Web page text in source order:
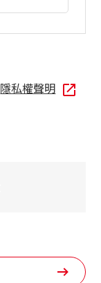
隱私權聲明